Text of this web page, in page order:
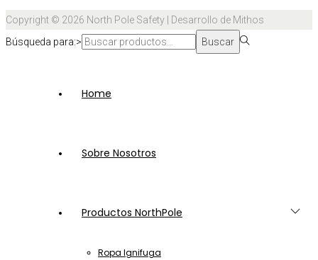
Copyright © 2026 North Pole Safety | Desarrollo de Mithos
Búsqueda para:>
Buscar
Home
Sobre Nosotros
Productos NorthPole
Ropa Ignifuga